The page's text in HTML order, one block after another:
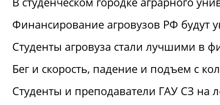
Финансирование агровузов РФ будут
Студенты агровуза стали лучшими в
Бег и скорость, падение и подъем с
Студенты и преподаватели ГАУ СЗ